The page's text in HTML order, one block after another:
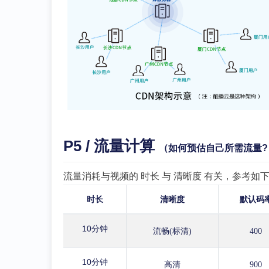
P5 / 流量计算 （如何预估自己所需流量
流量消耗与视频的 时长 与 清晰度 有关，参考如下
时长 清晰度 默认码
10分钟 流畅(标清) 400
10分钟 高清 900